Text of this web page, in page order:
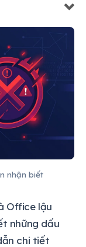
nhận biết
Office lậu
những dấu
chi tiết